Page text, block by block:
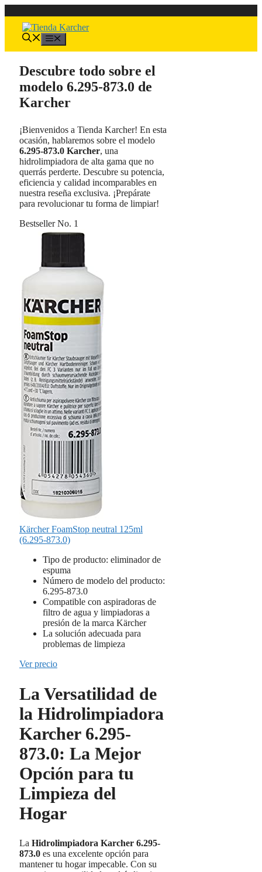
al
contenido
Descubre todo sobre el
modelo 6.295-873.0 de
Karcher
¡Bienvenidos a Tienda Karcher! En esta
ocasión, hablaremos sobre el modelo
6.295-873.0 Karcher, una
hidrolimpiadora de alta gama que no
querrás perderte. Descubre su potencia,
eficiencia y calidad incomparables en
nuestra reseña exclusiva. ¡Prepárate
para revolucionar tu forma de limpiar!
Bestseller No. 1
Kärcher FoamStop neutral 125ml
(6.295-873.0)
Tipo de producto: eliminador de
espuma
Número de modelo del producto:
6.295-873.0
Compatible con aspiradoras de
filtro de agua y limpiadoras a
presión de la marca Kärcher
La solución adecuada para
problemas de limpieza
Ver precio
La Versatilidad de
la Hidrolimpiadora
Karcher 6.295-
873.0: La Mejor
Opción para tu
Limpieza del
Hogar
La Hidrolimpiadora Karcher 6.295-
873.0 es una excelente opción para
mantener tu hogar impecable. Con su